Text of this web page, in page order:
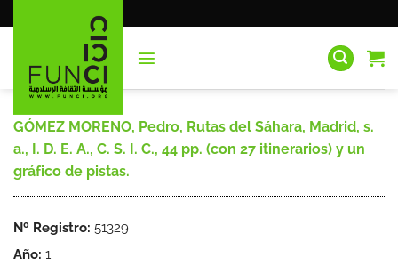
al
GÓMEZ MORENO, Pedro, Rutas del Sáhara, Madrid, s.
a., I. D. E. A., C. S. I. C., 44 pp. (con 27 itinerarios) y un
gráfico de pistas.
Nº Registro: 51329
Año: 1